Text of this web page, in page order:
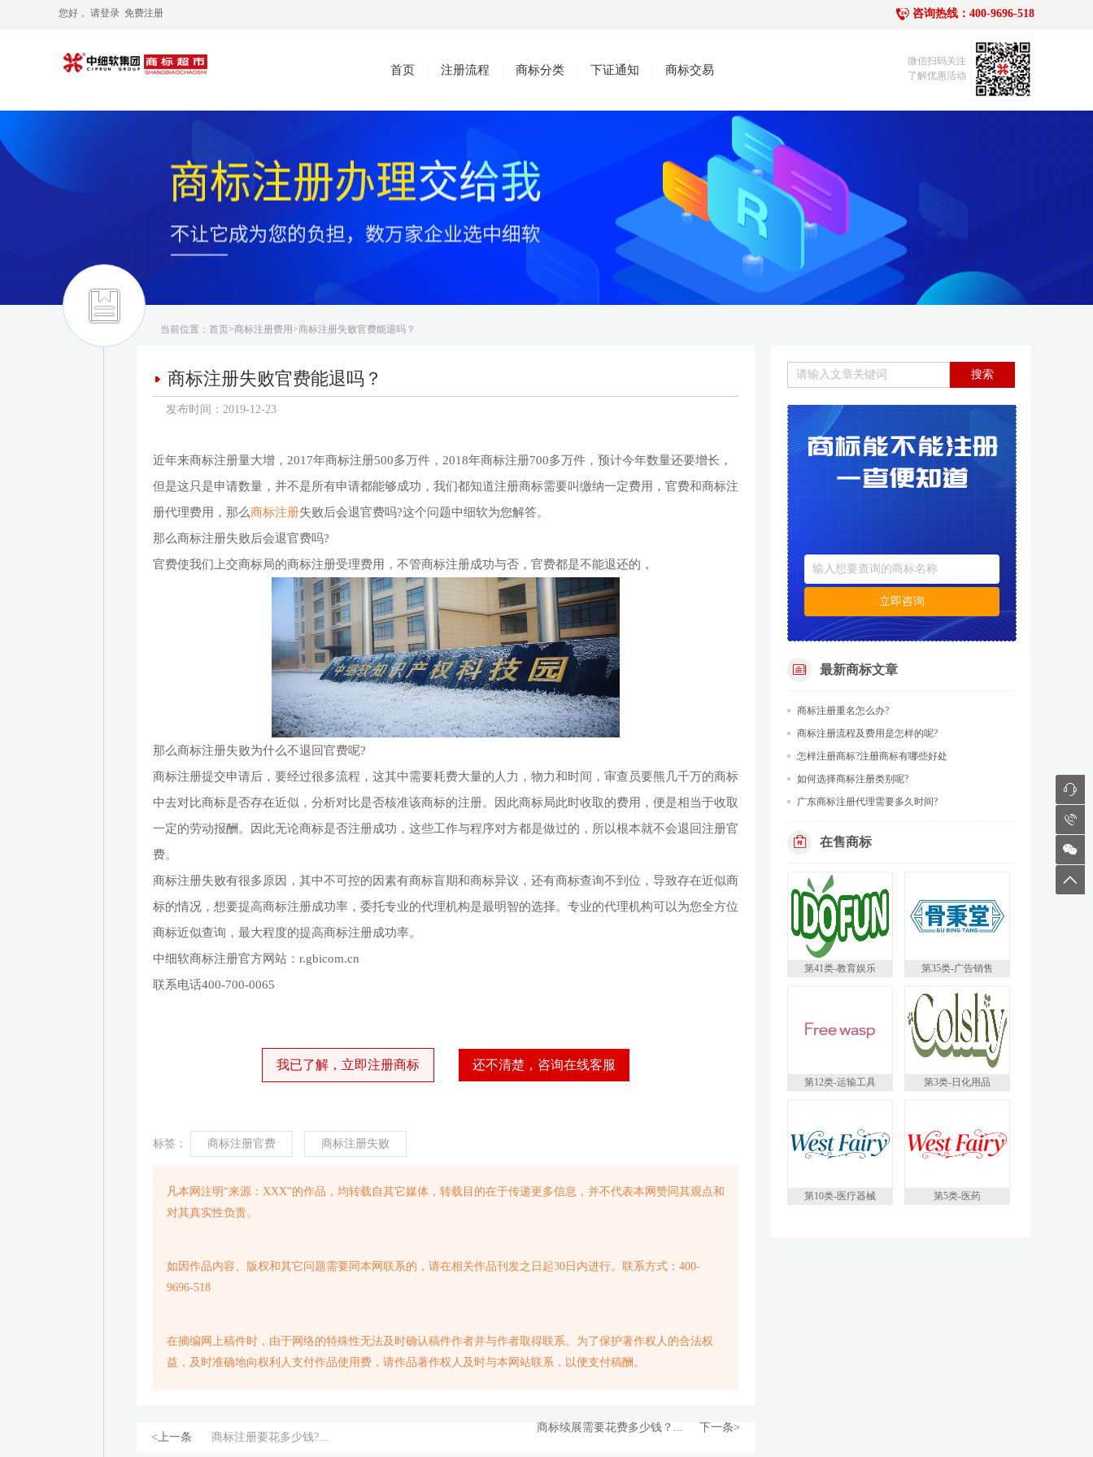
您好， 请登录 免费注册 1 咨询热线：400-9696-518
首页 注册流程 商标分类 下证通知 商标交易
微信扫码关注
了解优惠活动
当前位置： 首页>商标注册费用 >商标注册失败官费能退吗？
商标注册失败官费能退吗？
发布时间：2019-12-23
近年来商标注册量大增，2017年商标注册500多万件，2018年商标注册700多万件，预计今年数量还要增长，
但是这只是申请数量，并不是所有申请都能够成功，我们都知道注册商标需要叫缴纳一定费用，官费和商标注
册代理费用，那么商标注册失败后会退官费吗?这个问题中细软为您解答。
那么商标注册失败后会退官费吗?
官费使我们上交商标局的商标注册受理费用，不管商标注册成功与否，官费都是不能退还的，
那么商标注册失败为什么不退回官费呢?
商标注册提交申请后，要经过很多流程，这其中需要耗费大量的人力，物力和时间，审查员要熊几千万的商标
中去对比商标是否存在近似，分析对比是否核准该商标的注册。因此商标局此时收取的费用，便是相当于收取
一定的劳动报酬。因此无论商标是否注册成功，这些工作与程序对方都是做过的，所以根本就不会退回注册官
费。
商标注册失败有很多原因，其中不可控的因素有商标盲期和商标异议，还有商标查询不到位，导致存在近似商
标的情况，想要提高商标注册成功率，委托专业的代理机构是最明智的选择。专业的代理机构可以为您全方位
商标近似查询，最大程度的提高商标注册成功率。
中细软商标注册官方网站：r.gbicom.cn
联系电话400-700-0065
我已了解，立即注册商标 还不清楚，咨询在线客服
标签： 商标注册官费 商标注册失败
凡本网注明“来源：XXX”的作品，均转载自其它媒体，转载目的在于传递更多信息，并不代表本网赞同其观点和
对其真实性负责。
如因作品内容、版权和其它问题需要同本网联系的，请在相关作品刊发之日起30日内进行。联系方式：400-
9696-518
在摘编网上稿件时，由于网络的特殊性无法及时确认稿件作者并与作者取得联系。为了保护著作权人的合法权
益，及时准确地向权利人支付作品使用费，请作品著作权人及时与本网站联系，以便支付稿酬。
<上一条 商标注册要花多少钱?...
商标续展需要花费多少钱？... 下一条>
搜索
立即咨询
最新商标文章
商标注册​重名怎么办?
商标注册流程及费用是怎样的呢?
怎样注册商标?注册商标有哪些好处
如何选择商标注册类别呢?
广东商标注册代理需要多久时间?
在售商标
第41类-教育娱乐 第35类-广告销售
第12类-运输工具 第3类-日化用品
第10类-医疗器械 第5类-医药
7
8
9
6